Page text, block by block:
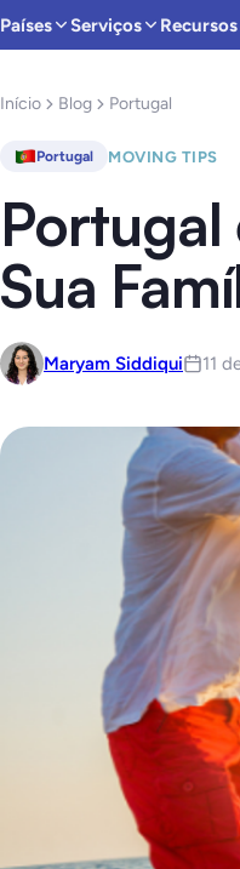
Países Serviços Recursos
Início Blog Portugal
Portugal MOVING TIPS
Portugal
Sua
Maryam Siddiqui 11